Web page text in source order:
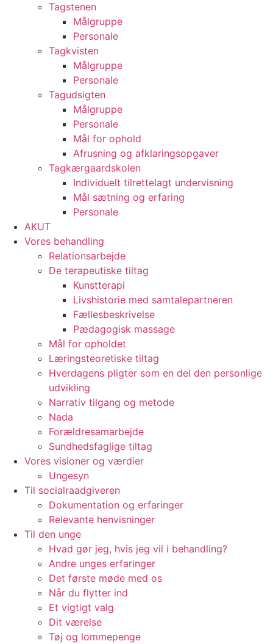
Tagstenen
Målgruppe
Personale
Tagkvisten
Målgruppe
Personale
Tagudsigten​
Målgruppe
Personale
Mål for ophold
Afrusning og afklaringsopgaver
Tagkærgaardskolen​
Individuelt tilrettelagt undervisning
Mål sætning og erfaring
Personale
AKUT
Vores behandling
Relationsarbejde
De terapeutiske tiltag
Kunstterapi
Livshistorie med samtalepartneren
Fællesbeskrivelse
Pædagogisk massage
Mål for opholdet
Læringsteoretiske tiltag
Hverdagens pligter som en del den personlige
udvikling
Narrativ tilgang og metode
Nada
Forældresamarbejde
Sundhedsfaglige tiltag
Vores visioner og værdier​
Ungesyn
Til socialraadgiveren
Dokumentation og erfaringer
Relevante henvisninger
Til den unge
Hvad gør jeg, hvis jeg vil i behandling?
Andre unges erfaringer
Det første møde med os
Når du flytter ind
Et vigtigt valg
Dit værelse
Tøj og lommepenge